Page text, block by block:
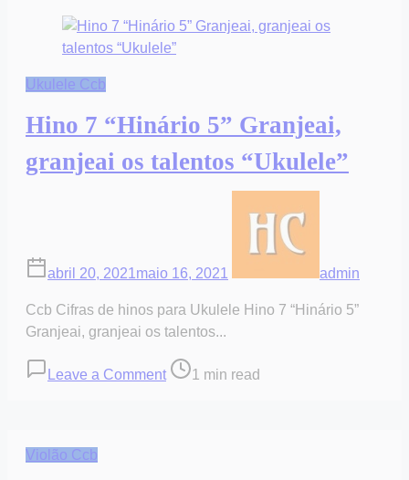
Ukulele Ccb
Hino 7 “Hinário 5” Granjeai,
granjeai os talentos “Ukulele”
abril 20, 2021 maio 16, 2021 admin
Ccb Cifras de hinos para Ukulele Hino 7 “Hinário 5”
Granjeai, granjeai os talentos...
Leave a Comment on
Post1 min read
Violão Ccb